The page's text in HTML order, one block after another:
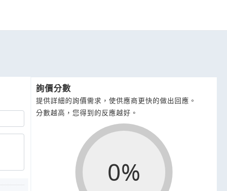
詢價分數
提供詳細的詢價需求，使供應商更快的做出回應。
分數越高，您得到的反應越好。
0%